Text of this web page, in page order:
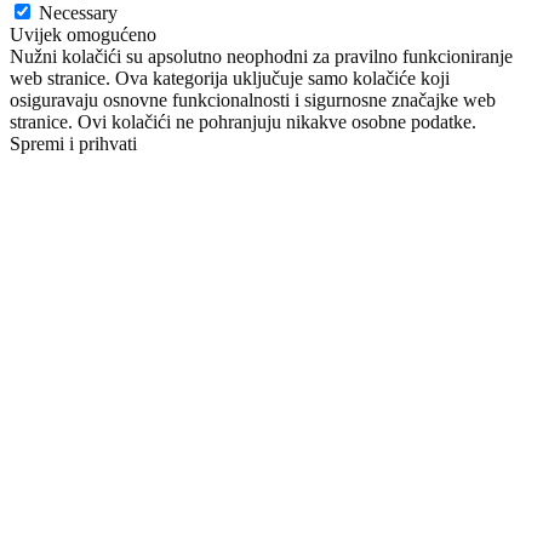
Necessary
Uvijek omogućeno
Nužni kolačići su apsolutno neophodni za pravilno funkcioniranje
web stranice. Ova kategorija uključuje samo kolačiće koji
osiguravaju osnovne funkcionalnosti i sigurnosne značajke web
stranice. Ovi kolačići ne pohranjuju nikakve osobne podatke.
Spremi i prihvati